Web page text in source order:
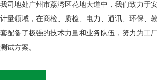
地处广州市荔湾区花地大道中，我们致力于
量领域，在商检、质检、电力、通讯、环保、
配备了极强的技术力量和业务队伍，努力为工
试方案。